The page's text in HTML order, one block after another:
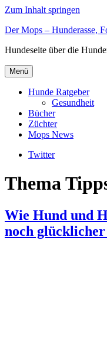
Zum Inhalt springen
Der Mops – Hunderasse,
Hundeseite über die
Menü
Hunde Ratgeber
Gesundheit
Bücher
Züchter
Mops News
Twitter
Thema
Wie Hund und
noch